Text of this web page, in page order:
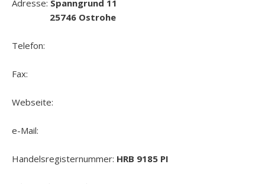
Adresse: Spanngrund 11
25746 Ostrohe
Telefon:
Fax:
Webseite:
e-Mail:
Handelsregisternummer: HRB 9185 PI